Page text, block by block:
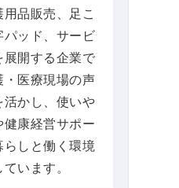
品販売、足こ
パッド、サービ
展開する企業で
・医療現場の声
活かし、使いや
康経営サポー
らしと働く環境
います。